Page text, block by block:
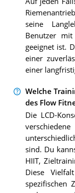
seine
Benutzer
geeignet ist.
einer
einer
Welche
des Flow
Die LCD-
sind. Du
HIIT,
Diese
spezifischen